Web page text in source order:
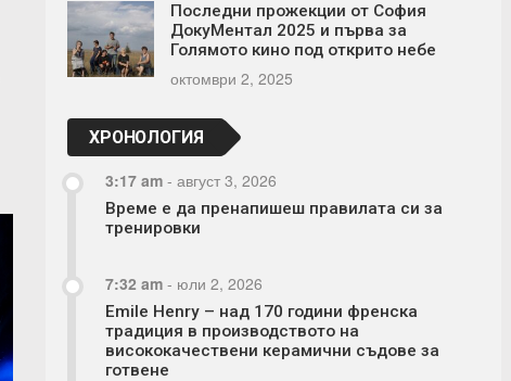
Последни прожекции от София
ДокуМентал 2025 и първа за
Голямото кино под открито небе
октомври 2, 2025
ХРОНОЛОГИЯ
3:17 am - август 3, 2026
Време е да пренапишеш правилата си за
тренировки
7:32 am - юли 2, 2026
Emile Henry – над 170 години френска
традиция в производството на
висококачествени керамични съдове за
готвене